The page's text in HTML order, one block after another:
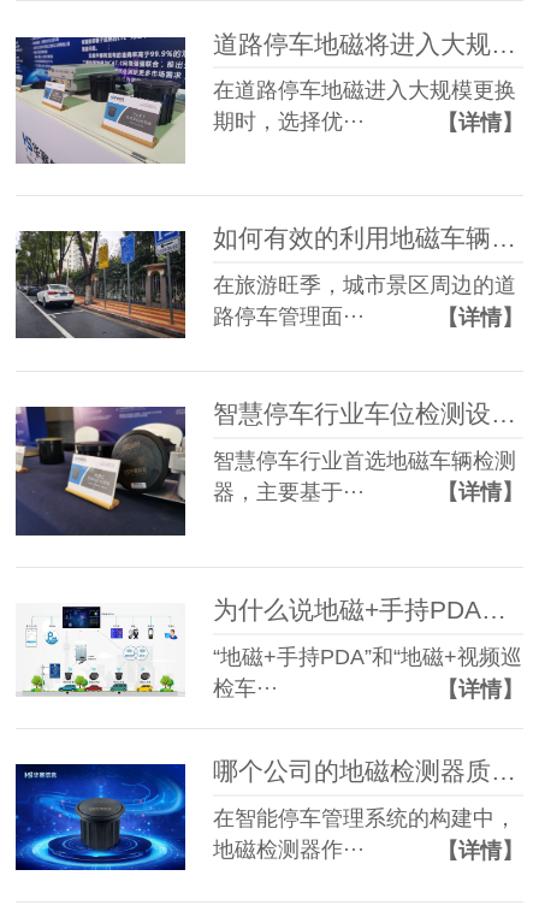
在道路停车地磁进入大规模更换
期时，选择优···
【详情】
如何有效的利用地磁车辆检测器提高城市景区周边道路停车管理
在旅游旺季，城市景区周边的道
路停车管理面···
【详情】
智慧停车行业车位检测设备为什么首选地磁车辆检测器？
智慧停车行业首选地磁车辆检测
器，主要基于···
【详情】
为什么说地磁+手持PDA或地磁+视频巡检车是路边停车收费的最优解？
“地磁+手持PDA”和“地磁+视频巡
检车···
【详情】
哪个公司的地磁检测器质量最好？CAT.1 双模地磁检测真的好吗？
在智能停车管理系统的构建中，
地磁检测器作···
【详情】